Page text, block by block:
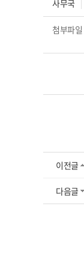
사무국
첨부파일
이전글
다음글